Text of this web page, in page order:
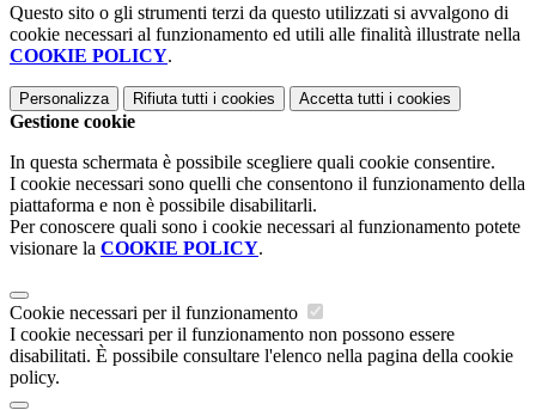
Questo sito o gli strumenti terzi da questo utilizzati si avvalgono di
cookie necessari al funzionamento ed utili alle finalità illustrate nella
COOKIE POLICY.
Personalizza Rifiuta tutti i cookies Accetta tutti i cookies
Gestione cookie
In questa schermata è possibile scegliere quali cookie consentire.
I cookie necessari sono quelli che consentono il funzionamento della
piattaforma e non è possibile disabilitarli.
Per conoscere quali sono i cookie necessari al funzionamento potete
visionare la COOKIE POLICY.
Cookie necessari per il funzionamento
I cookie necessari per il funzionamento non possono essere
disabilitati. È possibile consultare l'elenco nella pagina della cookie
policy.